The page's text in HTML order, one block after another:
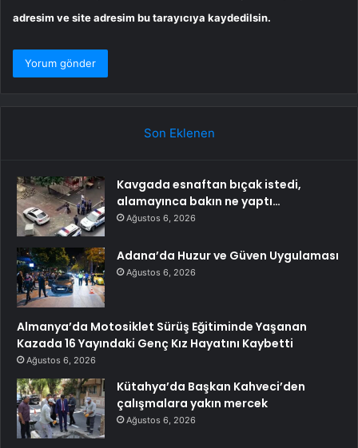
adresim ve site adresim bu tarayıcıya kaydedilsin.
Son Eklenen
Kavgada esnaftan bıçak istedi,
alamayınca bakın ne yaptı…
Ağustos 6, 2026
Adana’da Huzur ve Güven Uygulaması
Ağustos 6, 2026
Almanya’da Motosiklet Sürüş Eğitiminde Yaşanan
Kazada 16 Yayındaki Genç Kız Hayatını Kaybetti
Ağustos 6, 2026
Kütahya’da Başkan Kahveci’den
çalışmalara yakın mercek
Ağustos 6, 2026